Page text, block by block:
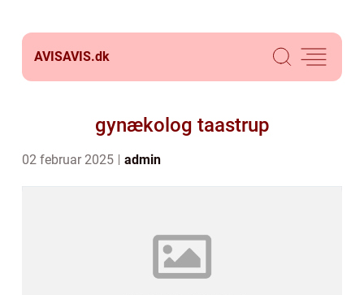
AVISAVIS.dk
gynækolog taastrup
02 februar 2025 admin